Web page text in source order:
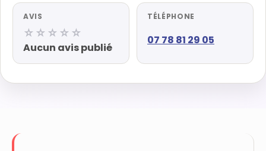
AVIS
☆☆☆☆☆
Aucun avis publié
TÉLÉPHONE
07 78 81 29 05